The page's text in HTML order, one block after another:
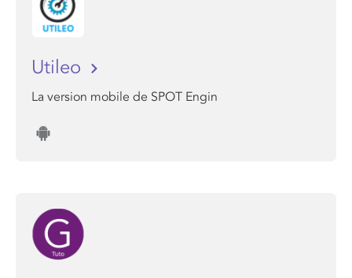
Utileo
La version mobile de SPOT Engin